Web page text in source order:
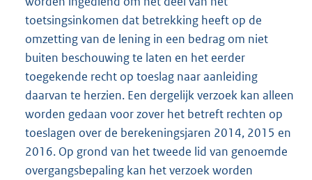
toetsingsinkomen dat betrekking heeft op de
omzetting van de lening in een bedrag om niet
buiten beschouwing te laten en het eerder
toegekende recht op toeslag naar aanleiding
daarvan te herzien. Een dergelijk verzoek kan alleen
worden gedaan voor zover het betreft rechten op
toeslagen over de berekeningsjaren 2014, 2015 en
2016. Op grond van het tweede lid van genoemde
overgangsbepaling kan het verzoek worden